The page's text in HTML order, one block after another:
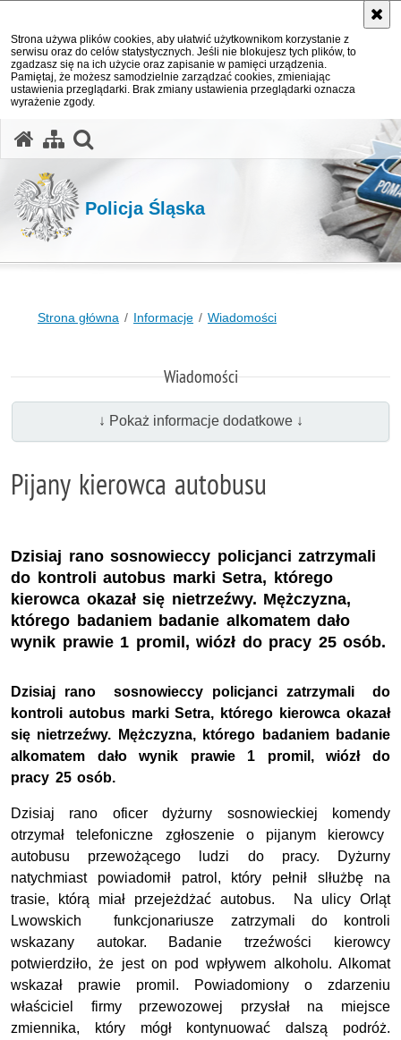
Strona używa plików cookies, aby ułatwić użytkownikom korzystanie z
serwisu oraz do celów statystycznych. Jeśli nie blokujesz tych plików, to
zgadzasz się na ich użycie oraz zapisanie w pamięci urządzenia.
Pamiętaj, że możesz samodzielnie zarządzać cookies, zmieniając
ustawienia przeglądarki. Brak zmiany ustawienia przeglądarki oznacza
wyrażenie zgody.
Policja Śląska
Strona główna Informacje Wiadomości
Wiadomości
↓ Pokaż informacje dodatkowe ↓
Pijany kierowca autobusu
Dzisiaj rano sosnowieccy policjanci zatrzymali
do kontroli autobus marki Setra, którego
kierowca okazał się nietrzeźwy. Mężczyzna,
którego badaniem badanie alkomatem dało
wynik prawie 1 promil, wiózł do pracy 25 osób.
Dzisiaj rano sosnowieccy policjanci zatrzymali do
kontroli autobus marki Setra, którego kierowca okazał
się nietrzeźwy. Mężczyzna, którego badaniem badanie
alkomatem dało wynik prawie 1 promil, wiózł do
pracy 25 osób.
Dzisiaj rano oficer dyżurny sosnowieckiej komendy
otrzymał telefoniczne zgłoszenie o pijanym kierowcy
autobusu przewożącego ludzi do pracy. Dyżurny
natychmiast powiadomił patrol, który pełnił slłużbę na
trasie, którą miał przejeżdżać autobus. Na ulicy Orląt
Lwowskich funkcjonariusze zatrzymali do kontroli
wskazany autokar. Badanie trzeźwości kierowcy
potwierdziło, że jest on pod wpływem alkoholu. Alkomat
wskazał prawie promil. Powiadomiony o zdarzeniu
właściciel firmy przewozowej przysłał na miejsce
zmiennika, który mógł kontynuować dalszą podróż.